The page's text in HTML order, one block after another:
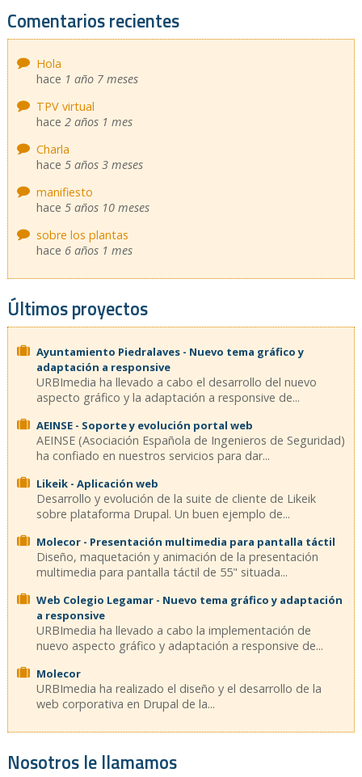
Comentarios recientes
Hola
hace 1 año 7 meses
TPV virtual
hace 2 años 1 mes
Charla
hace 5 años 3 meses
manifiesto
hace 5 años 10 meses
sobre los plantas
hace 6 años 1 mes
Últimos proyectos
Ayuntamiento Piedralaves - Nuevo tema gráfico y
adaptación a responsive
URBImedia ha llevado a cabo el desarrollo del nuevo
aspecto gráfico y la adaptación a responsive de...
AEINSE - Soporte y evolución portal web
AEINSE (Asociación Española de Ingenieros de Seguridad)
ha confiado en nuestros servicios para dar...
Likeik - Aplicación web
Desarrollo y evolución de la suite de cliente de Likeik
sobre plataforma Drupal. Un buen ejemplo de...
Molecor - Presentación multimedia para pantalla táctil
Diseño, maquetación y animación de la presentación
multimedia para pantalla táctil de 55" situada...
Web Colegio Legamar - Nuevo tema gráfico y adaptación
a responsive
URBImedia ha llevado a cabo la implementación de
nuevo aspecto gráfico y adaptación a responsive de...
Molecor
URBImedia ha realizado el diseño y el desarrollo de la
web corporativa en Drupal de la...
Nosotros le llamamos